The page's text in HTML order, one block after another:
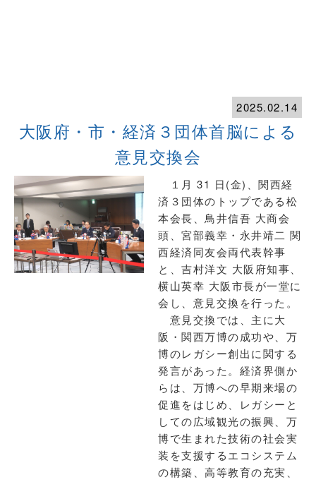
2025.02.14
大阪府・市・経済３団体首脳による
意見交換会
１月 31 日(金)、関西経
済３団体のトップである松
本会長、鳥井信吾 大商会
頭、宮部義幸・永井靖二 関
西経済同友会両代表幹事
と、吉村洋文 大阪府知事、
横山英幸 大阪市長が一堂に
会し、意見交換を行った。
意見交換では、主に大
阪・関西万博の成功や、万
博のレガシー創出に関する
発言があった。経済界側か
らは、万博への早期来場の
促進をはじめ、レガシーと
しての広域観光の振興、万
博で生まれた技術の社会実
装を支援するエコシステム
の構築、高等教育の充実、